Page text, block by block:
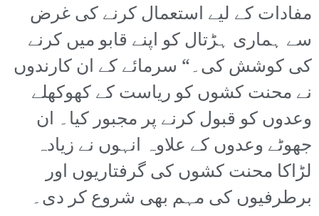
مفادات کے لیے استعمال کرنے کی غرض
سے ہماری ہڑتال کو اپنے قابو میں کرنے
کی کوشش کی۔“ سرمائے کے ان کارندوں
نے محنت کشوں کو ریاست کے کھوکھلے
وعدوں کو قبول کرنے پر مجبور کیا۔ ان
جھوٹے وعدوں کے علاوہ انہوں نے زیادہ
لڑاکا محنت کشوں کی گرفتاریوں اور
برطرفیوں کی مہم بھی شروع کر دی۔